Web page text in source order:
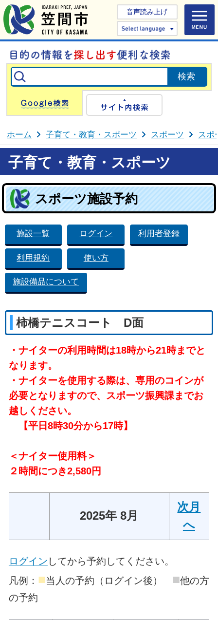
音声読み上げ
Select
Google検索
ホーム 子育て・教育・スポーツ スポーツ スポ
子育て・教育・スポーツ
スポーツ施設予約
施設一覧 ログイン 利用者登録
利用規約 使い方
施設備品について
柿橋テニスコート D面
・ナイターの利用時間は18時から21時までと
なります。
・ナイターを使用する際は、専用のコインが
必要となりますので、スポーツ振興課までお
越しください。
【平日8時30分から17時】
＜ナイター使用料＞
２時間につき2,580円
2025年 8月
次月
へ
ログイン してから予約してください。
凡例： ■当人の予約（ログイン後） ■他の方
の予約